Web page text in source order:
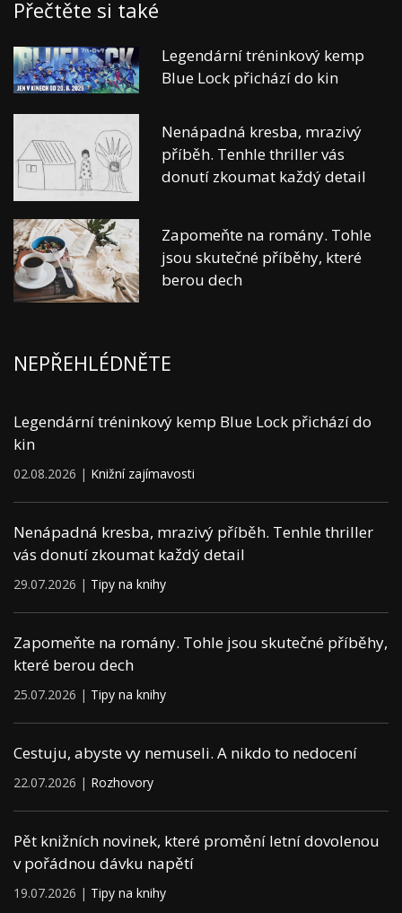
Přečtěte si také
Legendární tréninkový kemp
Blue Lock přichází do kin
Nenápadná kresba, mrazivý
příběh. Tenhle thriller vás
donutí zkoumat každý detail
Zapomeňte na romány. Tohle
jsou skutečné příběhy, které
berou dech
NEPŘEHLÉDNĚTE
Legendární tréninkový kemp Blue Lock přichází do
kin
02.08.2026 | Knižní zajímavosti
Nenápadná kresba, mrazivý příběh. Tenhle thriller
vás donutí zkoumat každý detail
29.07.2026 | Tipy na knihy
Zapomeňte na romány. Tohle jsou skutečné příběhy,
které berou dech
25.07.2026 | Tipy na knihy
Cestuju, abyste vy nemuseli. A nikdo to nedocení
22.07.2026 | Rozhovory
Pět knižních novinek, které promění letní dovolenou
v pořádnou dávku napětí
19.07.2026 | Tipy na knihy